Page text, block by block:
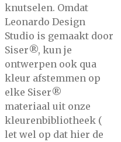
knutselen. Omdat
Leonardo Design
Studio is gemaakt door
Siser®, kun je
ontwerpen ook qua
kleur afstemmen op
elke Siser®
materiaal uit onze
kleurenbibliotheek (
let wel op dat hier de